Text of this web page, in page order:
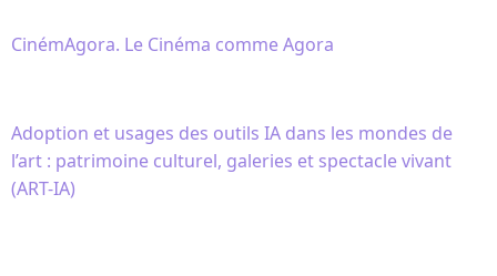
CinémAgora. Le Cinéma comme Agora
Adoption et usages des outils IA dans les mondes de
l’art : patrimoine culturel, galeries et spectacle vivant
(ART-IA)